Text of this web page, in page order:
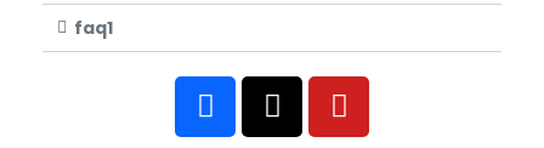
faq1